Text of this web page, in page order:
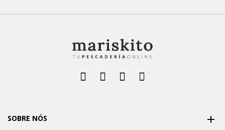
SOBRE NÓS 